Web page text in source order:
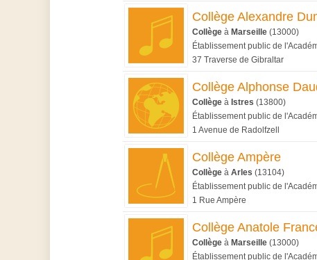
Collège Alexandre
Collège à Marseille (13000)
Établissement public de
37 Traverse de Gibraltar
Collège Alphonse
Collège à Istres (13800)
Établissement public de
1 Avenue de Radolfzell
Collège Ampère
Collège à Arles (13104)
Établissement public de
1 Rue Ampère
Collège Anatole
Collège à Marseille (13000)
Établissement public de